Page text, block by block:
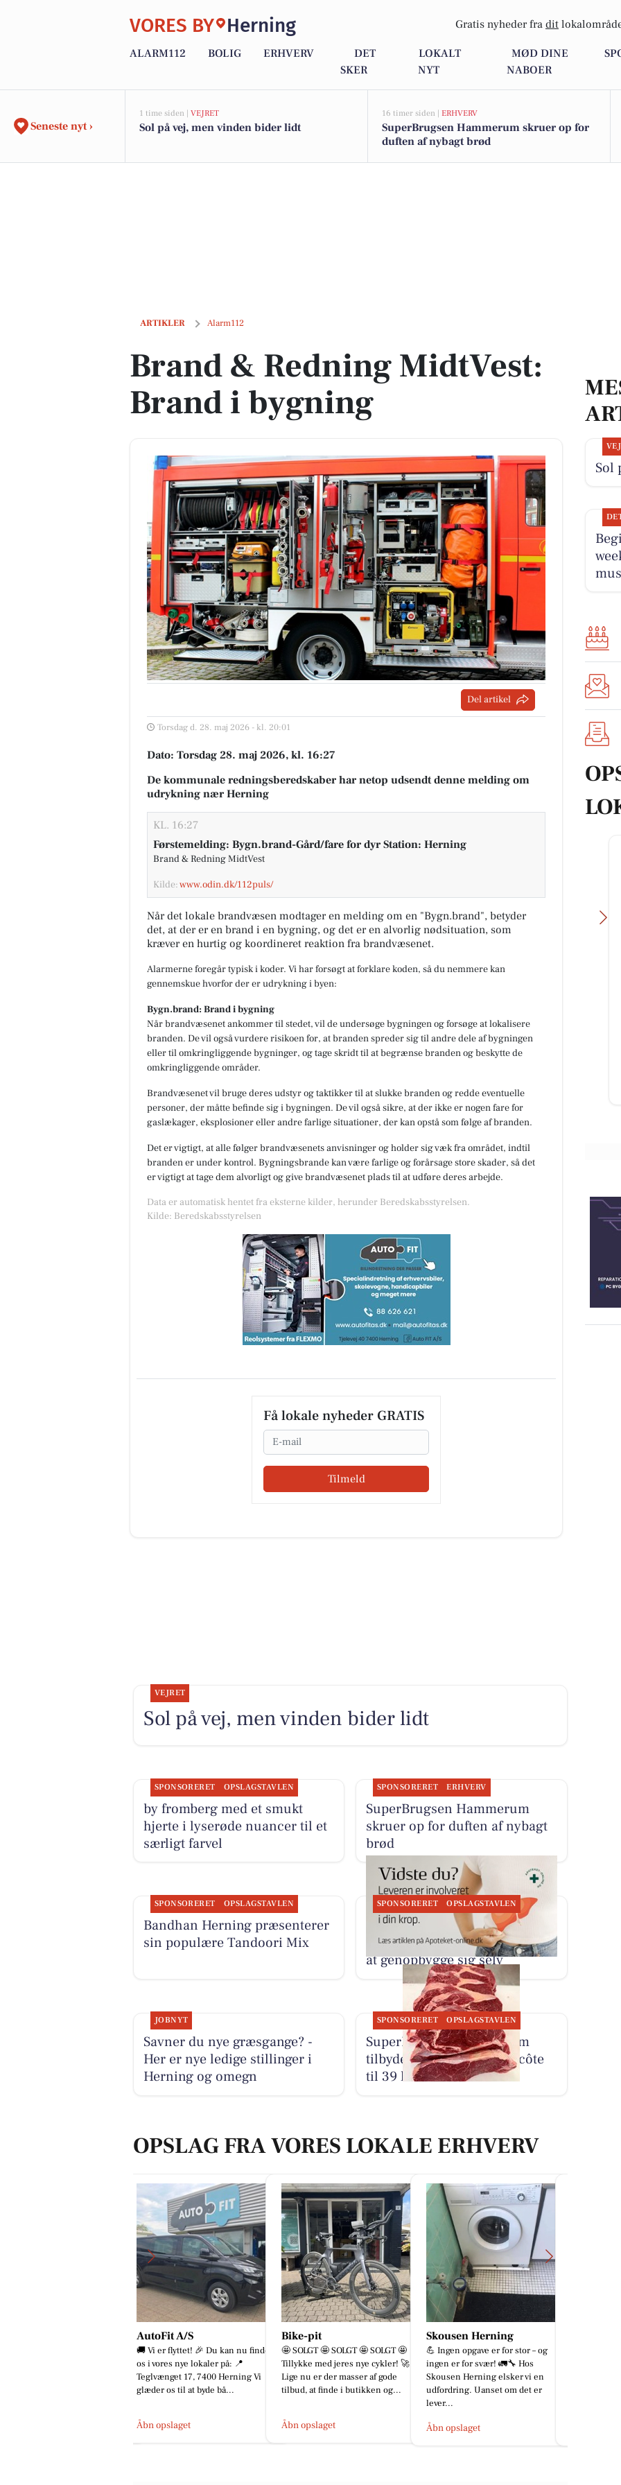
VORES BY Herning Gratis nyheder fra dit
ALARM112 BOLIG ERHVERV
DET
SKER
LOKALT
NYT
MØD DINE
NABOER
Seneste nyt ›
1 time siden | VEJRET
Sol på vej, men vinden bider lidt
16 timer siden | ERHVERV
SuperBrugsen Hammerum skruer op for
duften af nybagt brød
ARTIKLER Alarm112
Brand & Redning MidtVest: Brand i bygning
Brand & Redning MidtVest:
Brand i bygning
Del artikel
Torsdag d. 28. maj 2026 - kl. 20:01
Dato: Torsdag 28. maj 2026, kl. 16:27
De kommunale redningsberedskaber har netop udsendt denne melding om
udrykning nær Herning
KL. 16:27
Førstemelding: Bygn.brand-Gård/fare for dyr Station: Herning
Brand & Redning MidtVest
Kilde:www.odin.dk/112puls/
Når det lokale brandvæsen modtager en melding om en "Bygn.brand", betyder
det, at der er en brand i en bygning, og det er en alvorlig nødsituation, som
kræver en hurtig og koordineret reaktion fra brandvæsenet.
Alarmerne foregår typisk i koder. Vi har forsøgt at forklare koden, så du nemmere kan
gennemskue hvorfor der er udrykning i byen:
Bygn.brand: Brand i bygning
Når brandvæsenet ankommer til stedet, vil de undersøge bygningen og forsøge at lokalisere
branden. De vil også vurdere risikoen for, at branden spreder sig til andre dele af bygningen
eller til omkringliggende bygninger, og tage skridt til at begrænse branden og beskytte de
omkringliggende områder.
Brandvæsenet vil bruge deres udstyr og taktikker til at slukke branden og redde eventuelle
personer, der måtte befinde sig i bygningen. De vil også sikre, at der ikke er nogen fare for
gaslækager, eksplosioner eller andre farlige situationer, der kan opstå som følge af branden.
Det er vigtigt, at alle følger brandvæsenets anvisninger og holder sig væk fra området, indtil
branden er under kontrol. Bygningsbrande kan være farlige og forårsage store skader, så det
er vigtigt at tage dem alvorligt og give brandvæsenet plads til at udføre deres arbejde.
Data er automatisk hentet fra eksterne kilder, herunder Beredskabsstyrelsen.
Kilde: Beredskabsstyrelsen
Få lokale nyheder GRATIS
Email
Tilmeld
Sol
Vidste du, at leveren er involveret i
mere end 200 funktioner i din
krop? Og at leveren – som noget
helt unikt – kan gendanne...
Åbn opslaget
os i vores nye lokaler på: 📍
Teglvænget 17, 7400 Herning Vi
glæder os til at byde bå...
Åbn opslaget
VEJRET
Sol på vej, men vinden bider lidt
SPONSORERET OPSLAGSTAVLEN
by fromberg med et smukt
hjerte i lyserøde nuancer til et
særligt farvel
SPONSORERET ERHVERV
SuperBrugsen Hammerum
skruer op for duften af nybagt
brød
SPONSORERET OPSLAGSTAVLEN
Bandhan Herning præsenterer
sin populære Tandoori Mix
SPONSORERET OPSLAGSTAVLEN
Herning Løve Apotek deler
interview om leverens evne til
at genopbygge sig selv
JOBNYT
Savner du nye græsgange? -
Her er nye ledige stillinger i
Herning og omegn
SPONSORERET OPSLAGSTAVLEN
SuperBrugsen Hammerum
tilbyder brasiliansk entrecôte
til 39 kr.
OPSLAG FRA VORES LOKALE ERHVERV
Bike-pit
🤩 SOLGT 🤩 SOLGT 🤩 SOLGT 🤩
Tillykke med jeres nye cykler! 🚀
Lige nu er der masser af gode
tilbud, at finde i butikken og...
Åbn opslaget
Skousen Herning
💪 Ingen opgave er for stor – og
ingen er for svær! 🚛🔧 Hos
Skousen Herning elsker vi en
udfordring. Uanset om det er
Åbn opslaget
Din Hundespecialist
HUNDENES BUTIK &
SUNDHEDSPLEJE & FODER
Uddannet hundefrisør og sikker
behandling. Hundenes bedste
sundhedsklinik. Det sikre ...
Åbn opslaget